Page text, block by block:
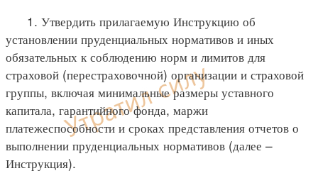
1. Утвердить прилагаемую Инструкцию об
установлении пруденциальных нормативов и иных
обязательных к соблюдению норм и лимитов для
страховой (перестраховочной) организации и страховой
группы, включая минимальные размеры уставного
капитала, гарантийного фонда, маржи
платежеспособности и сроках представления отчетов о
выполнении пруденциальных нормативов (далее –
Инструкция).